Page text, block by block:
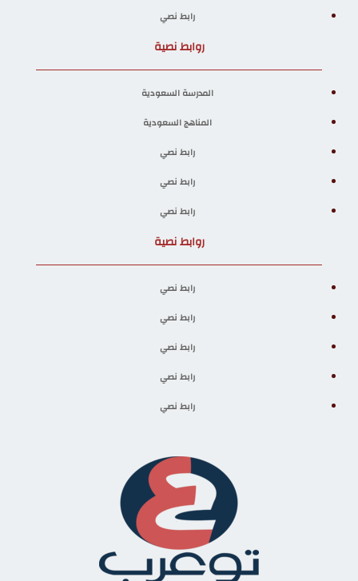
رابط نصي
روابط نصية
المدرسة السعودية
المناهج السعودية
رابط نصي
رابط نصي
رابط نصي
روابط نصية
رابط نصي
رابط نصي
رابط نصي
رابط نصي
رابط نصي